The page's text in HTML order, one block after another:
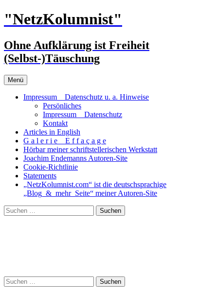
Zum
Inhalt
"NetzKolumnist"
Ohne Aufklärung ist Freiheit
(Selbst-)Täuschung
Menü
Impressum _ Datenschutz u. a. Hinweise
Persönliches
Impressum _ Datenschutz
Kontakt
Articles in English
G a l e r i e _ E f f a ç a g e
Hörbar meiner schriftstellerischen Werkstatt
Joachim Endemanns Autoren-Site
Cookie-Richtlinie
Statements
„NetzKolumnist.com“ ist die deutschsprachige
„Blog_&_mehr_Seite“ meiner Autoren-Site
Suchen
nach:
Suchen
nach: